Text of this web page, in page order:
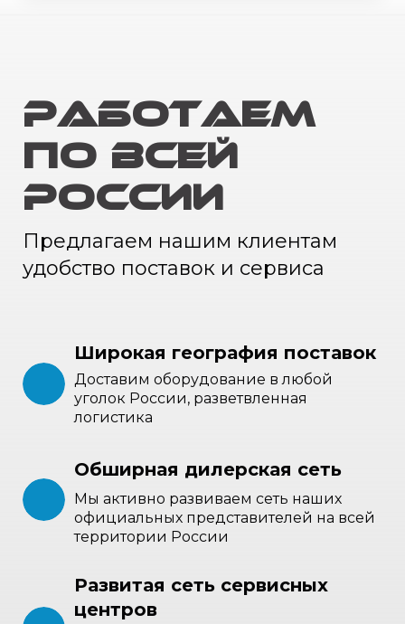
РАБОТАЕМ
ПО ВСЕЙ
РОССИИ
Предлагаем нашим клиентам
удобство поставок и сервиса
Широкая география поставок
Доставим оборудование в любой
уголок России, разветвленная
логистика
Обширная дилерская сеть
Мы активно развиваем сеть наших
официальных представителей на всей
территории России
Развитая сеть сервисных
центров